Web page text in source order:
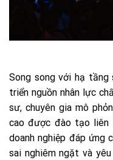
Song song với hạ
triển nguồn nhân lực
sư, chuyên gia mô
cao được đào tạo liên
doanh nghiệp đáp ứng
sai nghiêm ngặt và